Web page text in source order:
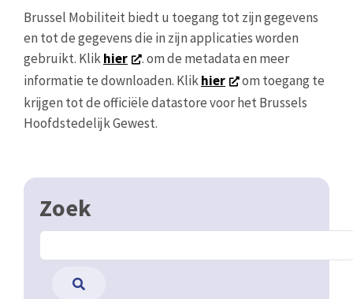
Brussel Mobiliteit biedt u toegang tot zijn gegevens
en tot de gegevens die in zijn applicaties worden
gebruikt. Klikhier
. om de metadata en meer
informatie te downloaden. Klikhier
om toegang te
krijgen tot de officiële datastore voor het Brussels
Hoofdstedelijk Gewest.
Zoek